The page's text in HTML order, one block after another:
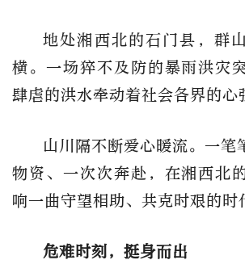
地处湘西北的石门县，群
横。一场猝不及防的暴雨洪灾
肆虐的洪水牵动着社会各界的心
山川隔不断爱心暖流。一笔
物资、一次次奔赴，在湘西北
响一曲守望相助、共克时艰的时
危难时刻，挺身而出